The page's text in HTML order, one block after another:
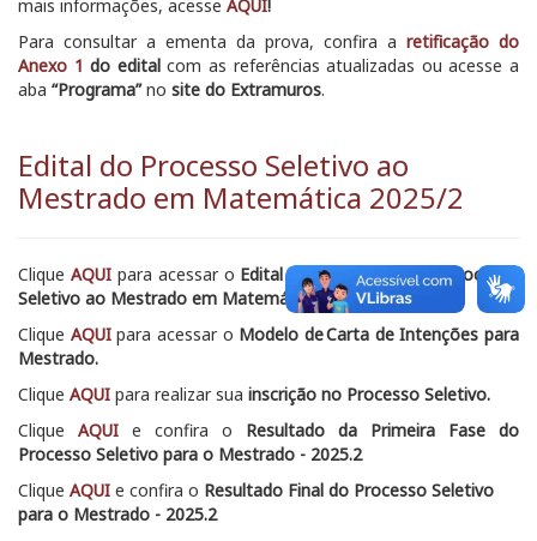
mais informações, acesse AQUI!
Para consultar a ementa da prova, confira a retificação do
Anexo 1 do editalcom as referências atualizadas ou acesse a
aba “Programa”no site do Extramuros.
Edital do Processo Seletivo ao
Mestrado em Matemática 2025/2
Clique AQUIpara acessar o Edital que regulamenta o Processo
Seletivo ao Mestrado em Matemática 2025-2
Clique AQUIpara acessar o Modelo de Carta de Intenções para
Mestrado.
Clique AQUI para realizar sua inscrição no Processo Seletivo.
Clique AQUI e confira o Resultado da Primeira Fase do
Processo Seletivo para o Mestrado - 2025.2
Clique AQUI e confira o Resultado Final do Processo Seletivo
para o Mestrado - 2025.2